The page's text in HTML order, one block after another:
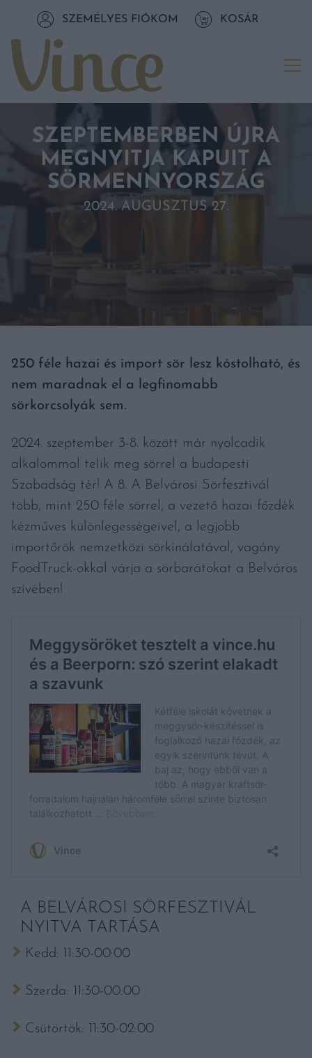
Tovább a tartalomhozSZEMÉLYES FIÓKOM KOSÁR
SZEPTEMBERBEN ÚJRA
MEGNYITJA KAPUIT A
SÖRMENNYORSZÁG
2024. AUGUSZTUS 27.
250 féle hazai és import sör lesz kóstolható, és
nem maradnak el a legfinomabb
sörkorcsolyák sem.
2024. szeptember 3-8. között már nyolcadik
alkalommal telik meg sörrel a budapesti
Szabadság tér! A 8. A Belvárosi Sörfesztivál
több, mint 250 féle sörrel, a vezető hazai főzdék
kézműves különlegességeivel, a legjobb
importőrök nemzetközi sörkínálatával, vagány
FoodTruck-okkal várja a sörbarátokat a Belváros
szívében!
A BELVÁROSI SÖRFESZTIVÁL
NYITVA TARTÁSA
Kedd: 11:30-00:00
Szerda: 11:30-00:00
Csütörtök: 11:30-02:00